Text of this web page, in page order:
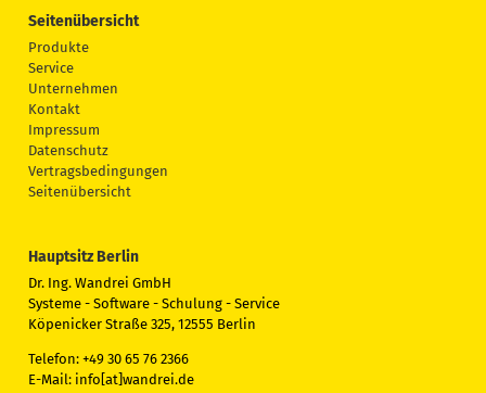
Seitenübersicht
Produkte
Service
Unternehmen
Kontakt
Impressum
Datenschutz
Vertragsbedingungen
Seitenübersicht
Hauptsitz Berlin
Dr. Ing. Wandrei GmbH
Systeme - Software - Schulung - Service
Köpenicker Straße 325, 12555 Berlin
Telefon: +49 30 65 76 2366
E-Mail: info[at]wandrei.de